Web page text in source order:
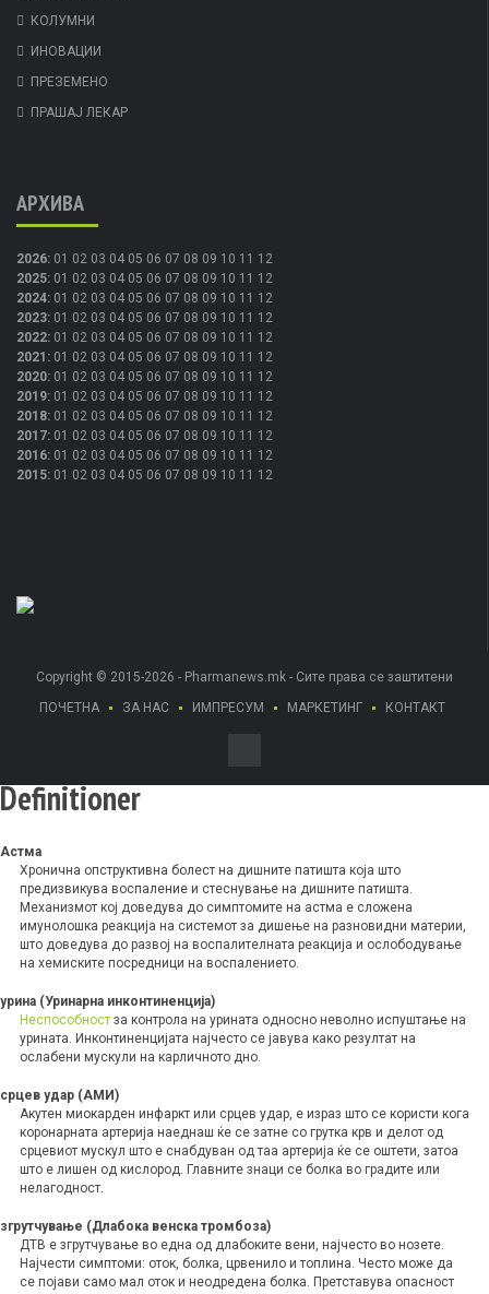
КОЛУМНИ
ИНОВАЦИИ
ПРЕЗЕМЕНО
ПРАШАЈ ЛЕКАР
АРХИВА
2026: 01 02 03 04 05 06 07 08 09 10 11 12
2025: 01 02 03 04 05 06 07 08 09 10 11 12
2024: 01 02 03 04 05 06 07 08 09 10 11 12
2023: 01 02 03 04 05 06 07 08 09 10 11 12
2022: 01 02 03 04 05 06 07 08 09 10 11 12
2021 : 01 02 03 04 05 06 07 08 09 10 11 12
2020: 01 02 03 04 05 06 07 08 09 10 11 12
2019: 01 02 03 04 05 06 07 08 09 10 11 12
2018: 01 02 03 04 05 06 07 08 09 10 11 12
2017: 01 02 03 04 05 06 07 08 09 10 11 12
2016: 01 02 03 04 05 06 07 08 09 10 11 12
2015: 01 02 03 04 05 06 07 08 09 10 11 12
Copyright © 2015-2026 - Pharmanews.mk - Сите права се заштитени
ПОЧЕТНА
ЗА НАС ИМПРЕСУМ МАРКЕТИНГ КОНТАКТ
Definitioner
Астма
Хронична опструктивна болест на дишните патишта која што
предизвикува воспаление и стеснување на дишните патишта.
Механизмот кој доведува до симптомите на астма е сложена
имунолошка реакција на системот за дишење на разновидни материи,
што доведува до развој на воспалителната реакција и ослободување
на хемиските посредници на воспалението.
урина (Уринарна инконтиненција)
Неспособност за контрола на урината односно неволно испуштање на
урината. Инконтиненцијата најчесто се јавува како резултат на
ослабени мускули на карличното дно.
срцев удар (АМИ)
Акутен миокарден инфаркт или срцев удар, е израз што се користи кога
коронарната артерија наеднаш ќе се затне со грутка крв и делот од
срцевиот мускул што е снабдуван од таа артерија ќе се оштети, затоа
што е лишен од кислород. Главните знаци се болка во градите или
нелагодност.
згрутчување (Длабока венска тромбоза)
ДТВ е згрутчување во една од длабоките вени, најчесто во нозете.
Најчести симптоми: оток, болка, црвенило и топлина. Често може да
се појави само мал оток и неодредена болка. Претставува опасност